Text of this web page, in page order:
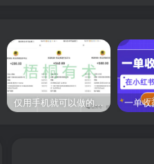
仅用手机就可以做的小项目，当天就能见钱，每天100-300